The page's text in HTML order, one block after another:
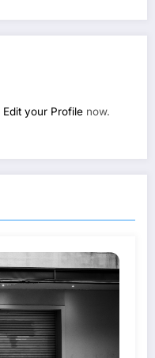
Edit your Profile now.